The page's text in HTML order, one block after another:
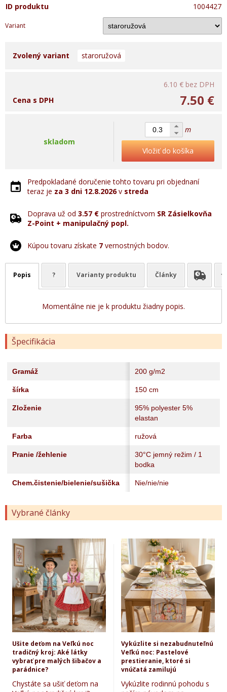
ID produktu 1004427
Variant
Zvolený variant staroružová
6.10 € bez DPH
7.50 €
Cena s DPH
skladom
m
Vložiť do košíka
Predpokladané doručenie tohto tovaru pri objednaní
teraz je za 3 dni 12.8.2026v streda
Doprava už od 3.57 € prostredníctvom SR Zásielkovňa
Z-Point + manipulačný popl.
Kúpou tovaru získate 7 vernostných bodov.
Popis ? Varianty produktu Články
Momentálne nie je k produktu žiadny popis.
Špecifikácia
Gramáž 200 g/m2
šírka 150 cm
Zloženie
95% polyester 5%
elastan
Farba ružová
Pranie /žehlenie
30°C jemný režim / 1
bodka
Chem.čistenie/bielenie/sušička Nie/nie/nie
Vybrané články
Ušite deťom na Veľkú noc
tradičný kroj: Aké látky
vybrať pre malých šibačov a
parádnice?
Chystáte sa ušiť deťom na
Vykúzlite si nezabudnuteľnú
Veľkú noc: Pastelové
prestieranie, ktoré si
vnúčatá zamilujú
Vykúzlite rodinnú pohodu s